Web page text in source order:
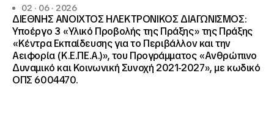
02 · 06 · 2026
ΔΙΕΘΝΗΣ ΑΝΟΙΧΤΟΣ ΗΛΕΚΤΡΟΝΙΚΟΣ ΔΙΑΓΩΝΙΣΜΟΣ:
Υποέργο 3 «Υλικό Προβολής της Πράξης» της Πράξης
«Κέντρα Εκπαίδευσης για το Περιβάλλον και την
Αειφορία (Κ.Ε.ΠΕ.Α.)», του Προγράμματος «Ανθρώπινο
Δυναμικό και Κοινωνική Συνοχή 2021-2027», με κωδικό
ΟΠΣ 6004470.